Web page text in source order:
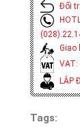
Đổi
Giao
VAT:
LẮP
Tags: